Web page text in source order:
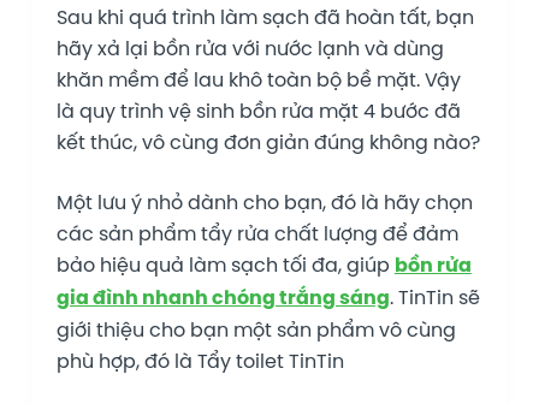
Sau khi quá trình làm sạch đã hoàn tất, bạn
hãy xả lại bồn rửa với nước lạnh và dùng
khăn mềm để lau khô toàn bộ bề mặt. Vậy
là quy trình vệ sinh bồn rửa mặt 4 bước đã
kết thúc, vô cùng đơn giản đúng không nào?
Một lưu ý nhỏ dành cho bạn, đó là hãy chọn
các sản phẩm tẩy rửa chất lượng để đảm
bảo hiệu quả làm sạch tối đa, giúp bồn rửa
gia đình nhanh chóng trắng sáng. TinTin sẽ
giới thiệu cho bạn một sản phẩm vô cùng
phù hợp, đó là Tẩy toilet TinTin